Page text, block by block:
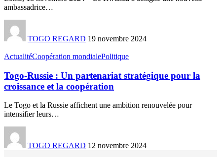
ambassadrice…
TOGO REGARD 19 novembre 2024
ActualitéCoopération mondialePolitique
Togo-Russie : Un partenariat stratégique pour la
croissance et la coopération
Le Togo et la Russie affichent une ambition renouvelée pour
intensifier leurs…
TOGO REGARD 12 novembre 2024